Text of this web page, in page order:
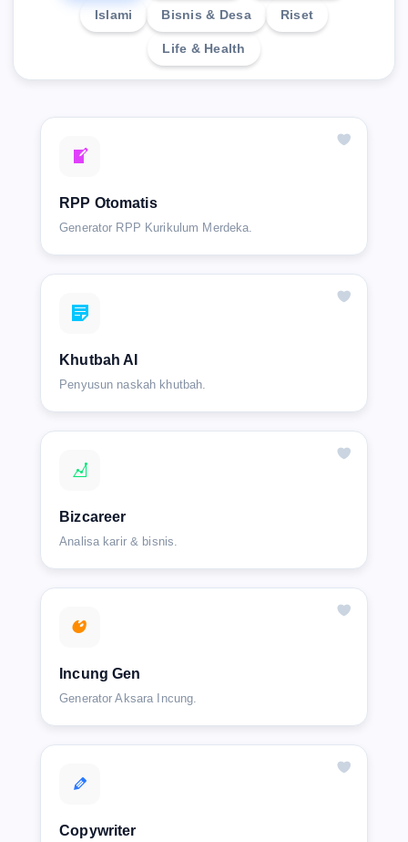
Islami Bisnis & Desa Riset
Life & Health
RPP Otomatis
Generator RPP Kurikulum Merdeka.
Khutbah AI
Penyusun naskah khutbah.
Bizcareer
Analisa karir & bisnis.
Incung Gen
Generator Aksara Incung.
Copywriter